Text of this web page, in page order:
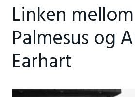
Linken mellom
Palmesus og
Earhart